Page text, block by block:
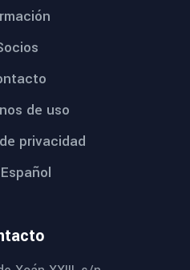
de uso
privacidad
Español